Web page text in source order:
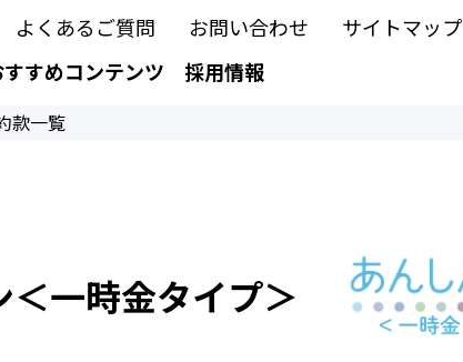
よくあるご質問 お問い合わせ サイトマップ
すすめコンテンツ 採用情報
款一覧
一時金タイプ＞